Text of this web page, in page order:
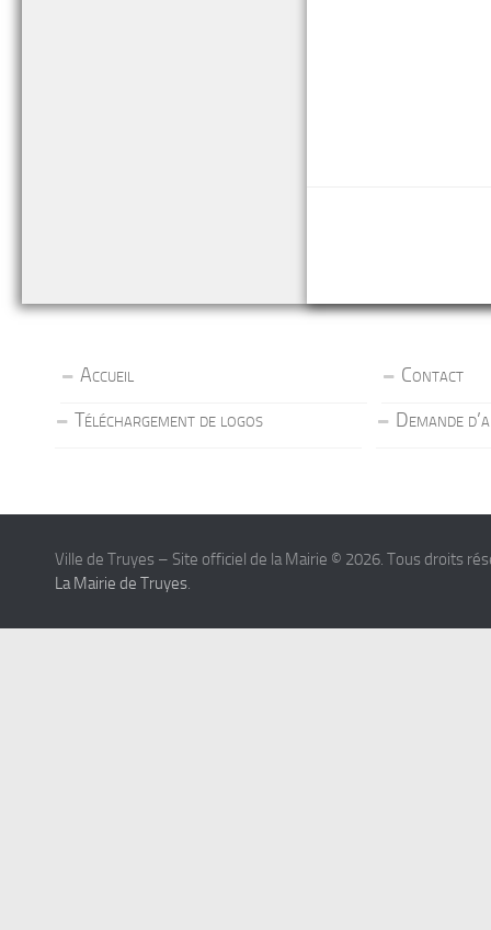
Accueil
Contact
Téléchargement de logos
Demande
Ville de Truyes – Site officiel de la Mairie © 2026. Tous droits
La Mairie de Truyes.